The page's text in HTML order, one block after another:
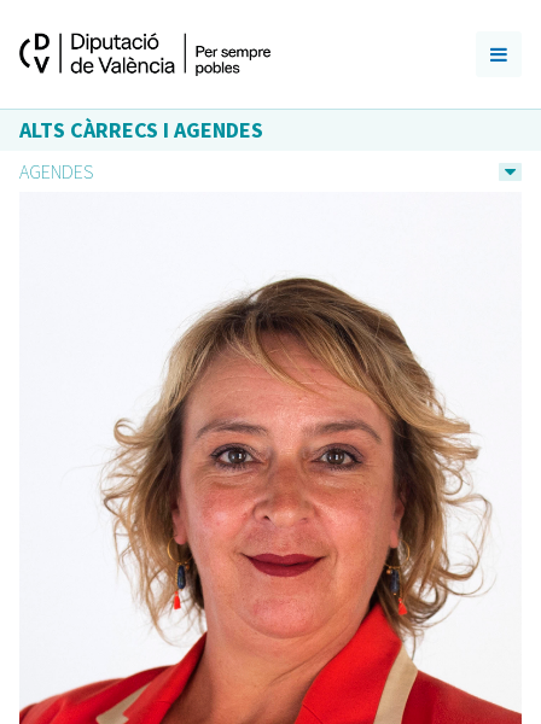
ALTS CÀRRECS I AGENDES
AGENDES